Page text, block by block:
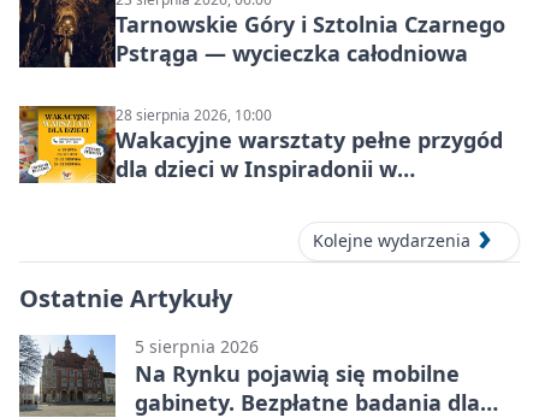
Tarnowskie Góry i Sztolnia Czarnego
Pstrąga — wycieczka całodniowa
28 sierpnia 2026, 10:00
Wakacyjne warsztaty pełne przygód
dla dzieci w Inspiradonii w
Kolejne wydarzenia
Ostatnie Artykuły
5 sierpnia 2026
Na Rynku pojawią się mobilne
gabinety. Bezpłatne badania dla